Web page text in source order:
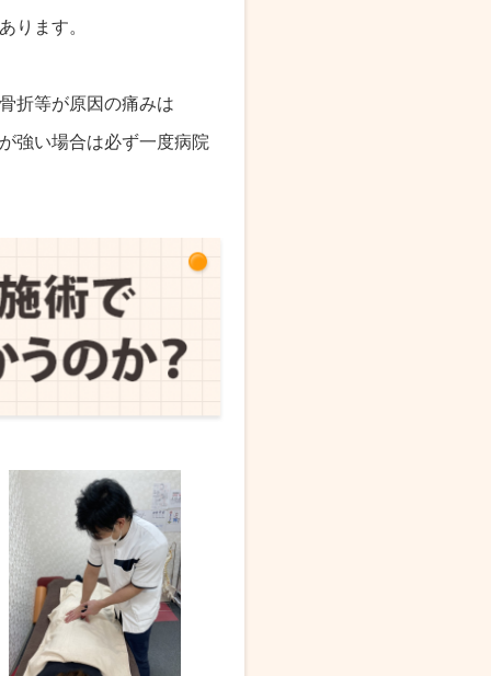
ります。
折等が原因の痛みは
強い場合は必ず一度病院